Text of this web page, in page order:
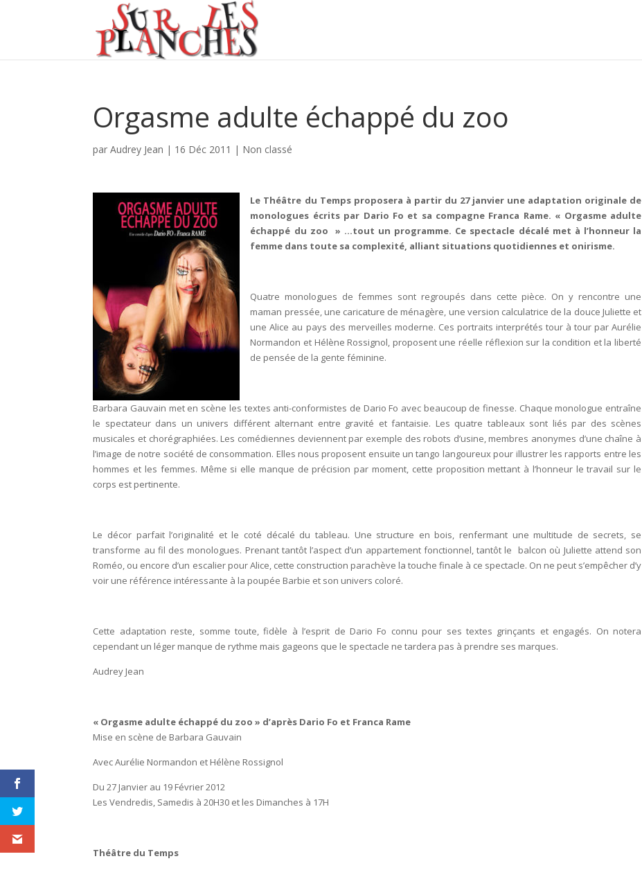
Orgasme adulte échappé du zoo
parAudrey Jean | 16 Déc 2011 | Non classé
Le Théâtre du Temps proposera à partir du 27 janvier une adaptation originale de
monologues écrits par Dario Fo et sa compagne Franca Rame. « Orgasme adulte
échappé du zoo » …tout un programme. Ce spectacle décalé met à l’honneur la
femme dans toute sa complexité, alliant situations quotidiennes et onirisme.
Quatre monologues de femmes sont regroupés dans cette pièce. On y rencontre une
maman pressée, une caricature de ménagère, une version calculatrice de la douce Juliette et
une Alice au pays des merveilles moderne. Ces portraits interprétés tour à tour par Aurélie
Normandon et Hélène Rossignol, proposent une réelle réflexion sur la condition et la liberté
de pensée de la gente féminine.
Barbara Gauvain met en scène les textes anti-conformistes de Dario Fo avec beaucoup de finesse. Chaque monologue entraîne
le spectateur dans un univers différent alternant entre gravité et fantaisie. Les quatre tableaux sont liés par des scènes
musicales et chorégraphiées. Les comédiennes deviennent par exemple des robots d’usine, membres anonymes d’une chaîne à
l’image de notre société de consommation. Elles nous proposent ensuite un tango langoureux pour illustrer les rapports entre les
hommes et les femmes. Même si elle manque de précision par moment, cette proposition mettant à l’honneur le travail sur le
corps est pertinente.
Le décor parfait l’originalité et le coté décalé du tableau. Une structure en bois, renfermant une multitude de secrets, se
transforme au fil des monologues. Prenant tantôt l’aspect d’un appartement fonctionnel, tantôt le balcon où Juliette attend son
Roméo, ou encore d’un escalier pour Alice, cette construction parachève la touche finale à ce spectacle. On ne peut s’empêcher d’y
voir une référence intéressante à la poupée Barbie et son univers coloré.
Cette adaptation reste, somme toute, fidèle à l’esprit de Dario Fo connu pour ses textes grinçants et engagés. On notera
cependant un léger manque de rythme mais gageons que le spectacle ne tardera pas à prendre ses marques.
Audrey Jean
« Orgasme adulte échappé du zoo » d’après Dario Fo et Franca Rame
Mise en scène de Barbara Gauvain
Avec Aurélie Normandon et Hélène Rossignol
Du 27 Janvier au 19 Février 2012
Les Vendredis, Samedis à 20H30 et les Dimanches à 17H
Théâtre du Temps